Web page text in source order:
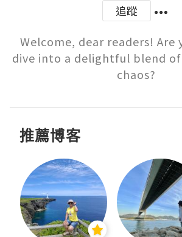
追蹤
Welcome, dear readers! Are
dive into a delightful blend
chaos?
推薦博客